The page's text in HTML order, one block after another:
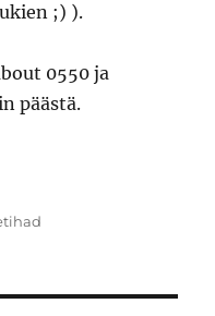
;) ).
0550 ja
päästä.